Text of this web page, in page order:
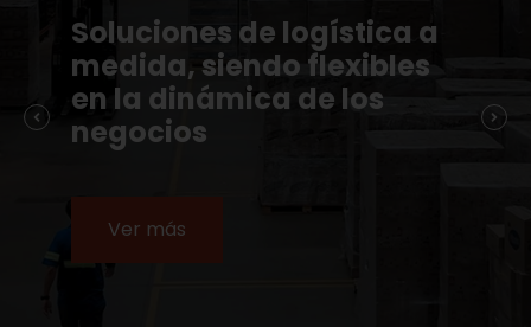
Soluciones de logística a
medida, siendo flexibles
en la dinámica de los
negocios
Ver más